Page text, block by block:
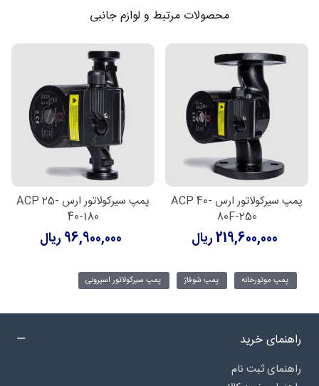
محصولات مرتبط و لوازم جانبی
پمپ سیرکولاتور ارس ACP 40-
80F-250
219,600,000 ریال
پمپ سیرکولاتور ارس ACP 25-
40-180
96,900,000 ریال
پمپ موتورخانه پمپ شوفاژ پمپ سیرکولاتور اسپرونی
راهنمای خرید
راهنمای ثبت نام